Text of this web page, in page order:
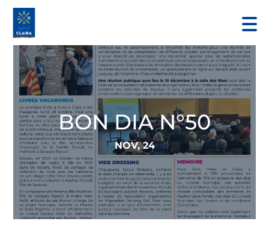
BON DIA N°50
NOV, 24